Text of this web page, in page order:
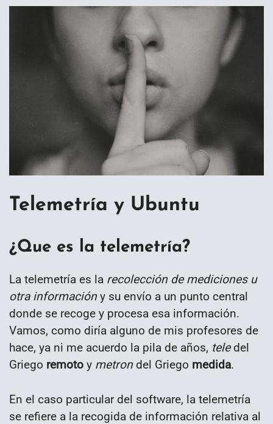
Telemetría y Ubuntu
¿Que es la telemetría?
La telemetría es la recolección de mediciones u
otra información y su envío a un punto central
donde se recoge y procesa esa información.
Vamos, como diría alguno de mis profesores de
hace, ya ni me acuerdo la pila de años, teledel
Griego remoto y metron del Griego medida.
En el caso particular del software, la telemetría
se refiere a la recogida de información relativa al